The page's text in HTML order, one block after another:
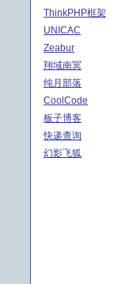
ThinkPHP框架
UNICAC
Zeabur
翔域南冥
纯月部落
CoolCode
板子博客
快递查询
幻影飞狐